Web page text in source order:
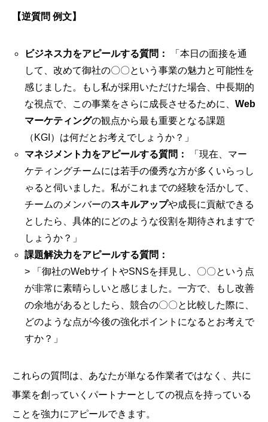
【逆質問 例文】
ビジネス力をアピールする質問：
「本日の面接を通
して、改めて御社の〇〇という事業の魅力と可能性を
感じました。もし私が採用いただけた場合、中長期的
な視点で、この事業をさらに成長させるために、 Web
マーケティングの観点から最も重要となる課題
（KGI）は何だとお考えでしょうか？」
マネジメント力をアピールする質問：
「現在、マー
ケティングチームには若手の優秀な方が多くいらっし
ゃると伺いました。私がこれまでの経験を活かして、
チームのメンバーのスキルアップや成長に貢献できる
としたら、具体的にどのような役割を期待されますで
しょうか？」
課題解決力をアピールする質問：
> 「御社のWebサイトやSNSを拝見し、〇〇という点
が非常に素晴らしいと感じました。一方で、もし改善
の余地があるとしたら、競合の〇〇と比較した際に、
どのような点が今後の強化ポイントになるとお考えで
すか？」
これらの質問は、あなたが単なる作業者ではなく、共に
事業を創っていくパートナーとしての視点を持っている
ことを強力にアピールできます。